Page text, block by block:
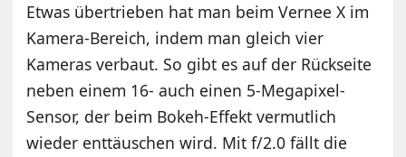
Etwas übertrieben hat man beim Vernee X im
Kamera-Bereich, indem man gleich vier
Kameras verbaut. So gibt es auf der Rückseite
neben einem 16- auch einen 5-Megapixel-
Sensor, der beim Bokeh-Effekt vermutlich
wieder enttäuschen wird. Mit f/2.0 fällt die